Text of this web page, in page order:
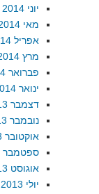
יוני 2014
מאי 2014
אפריל 2014
מרץ 2014
פברואר 2014
ינואר 2014
דצמבר 2013
נובמבר 2013
אוקטובר 2013
ספטמבר 2013
אוגוסט 2013
יולי 2013